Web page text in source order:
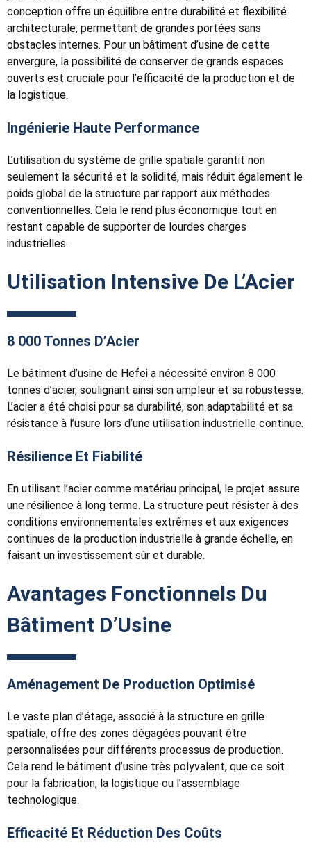
conception offre un équilibre entre durabilité et flexibilité
architecturale, permettant de grandes portées sans
obstacles internes. Pour un bâtiment d’usine de cette
envergure, la possibilité de conserver de grands espaces
ouverts est cruciale pour l’efficacité de la production et de
la logistique.
Ingénierie Haute Performance
L’utilisation du système de grille spatiale garantit non
seulement la sécurité et la solidité, mais réduit également le
poids global de la structure par rapport aux méthodes
conventionnelles. Cela le rend plus économique tout en
restant capable de supporter de lourdes charges
industrielles.
Utilisation Intensive De L’Acier
8 000 Tonnes D’Acier
Le bâtiment d’usine de Hefei a nécessité environ 8 000
tonnes d’acier, soulignant ainsi son ampleur et sa robustesse.
L’acier a été choisi pour sa durabilité, son adaptabilité et sa
résistance à l’usure lors d’une utilisation industrielle continue.
Résilience Et Fiabilité
En utilisant l’acier comme matériau principal, le projet assure
une résilience à long terme. La structure peut résister à des
conditions environnementales extrêmes et aux exigences
continues de la production industrielle à grande échelle, en
faisant un investissement sûr et durable.
Avantages Fonctionnels Du
Bâtiment D’Usine
Aménagement De Production Optimisé
Le vaste plan d’étage, associé à la structure en grille
spatiale, offre des zones dégagées pouvant être
personnalisées pour différents processus de production.
Cela rend le bâtiment d’usine très polyvalent, que ce soit
pour la fabrication, la logistique ou l’assemblage
technologique.
Efficacité Et Réduction Des Coûts